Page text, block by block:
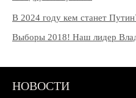
В 2024 году кем станет
Выборы 2018! Наш лидер
НОВОСТИ